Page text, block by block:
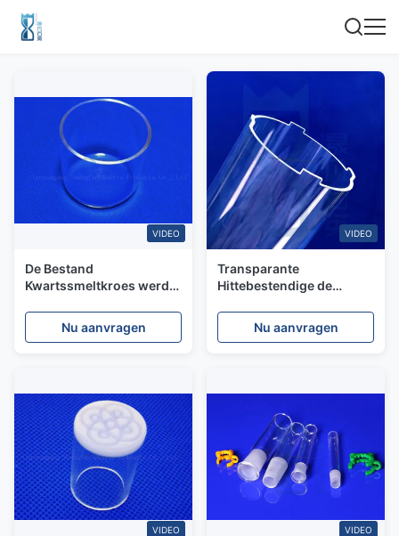
VIDEO
De Bestand
Kwartssmeltkroes werd
gebruikt in de
Experimentele Studie
Nu aanvragen
VIDEO
Transparante
Hittebestendige de
Diameter Morse 6,5 van
het Kiezelzuurkwarts
Nu aanvragen
VIDEO VIDEO